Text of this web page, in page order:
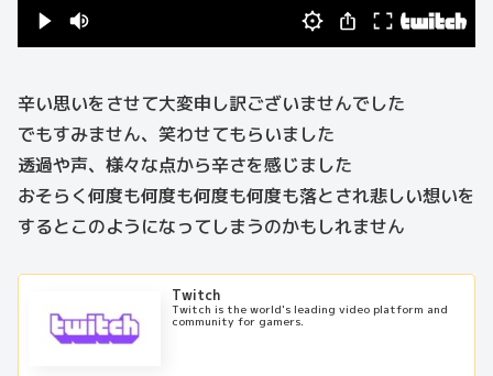
辛い思いをさせて大変申し訳ございませんでした
でもすみません、笑わせてもらいました
透過や声、様々な点から辛さを感じました
おそらく何度も何度も何度も何度も落とされ悲しい想いを
するとこのようになってしまうのかもしれません
Twitch
Twitch is the world's leading video platform and
community for gamers.